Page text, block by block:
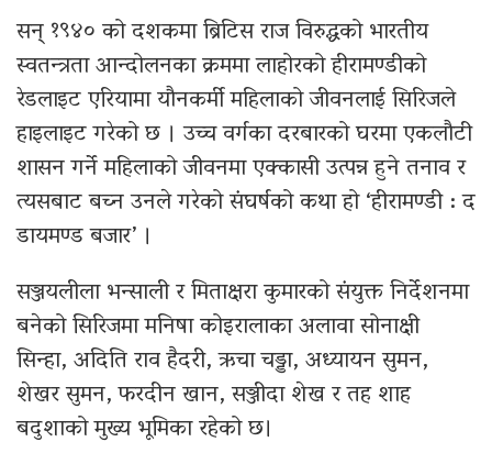
सन् १९४० को दशकमा ब्रिटिस राज विरुद्धको भारतीय
स्वतन्त्रता आन्दोलनका क्रममा लाहोरको हीरामण्डीको
रेडलाइट एरियामा यौनकर्मी महिलाको जीवनलाई सिरिजले
हाइलाइट गरेको छ । उच्च वर्गका दरबारको घरमा एकलौटी
शासन गर्ने महिलाको जीवनमा एक्कासी उत्पन्न हुने तनाव र
त्यसबाट बच्न उनले गरेको संघर्षको कथा हो ‘हीरामण्डी : द
डायमण्ड बजार’ ।
सञ्जयलीला भन्साली र मिताक्षरा कुमारको संयुक्त निर्देशनमा
बनेको सिरिजमा मनिषा कोइरालाका अलावा सोनाक्षी
सिन्हा, अदिति राव हैदरी, ऋचा चड्डा, अध्यायन सुमन,
शेखर सुमन, फरदीन खान, सञ्जीदा शेख र तह शाह
बदुशाको मुख्य भूमिका रहेको छ।